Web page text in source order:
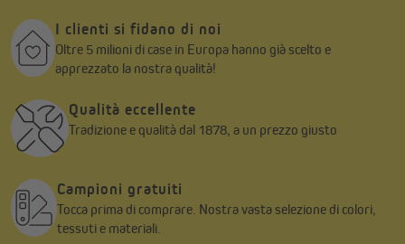
I clienti si fidano di noi
Oltre 5 milioni di case in Europa hanno già scelto e
apprezzato la nostra qualità!
Qualità eccellente
Tradizione e qualità dal 1878, a un prezzo giusto
Campioni gratuiti
Tocca prima di comprare. Nostra vasta selezione di colori,
tessuti e materiali.